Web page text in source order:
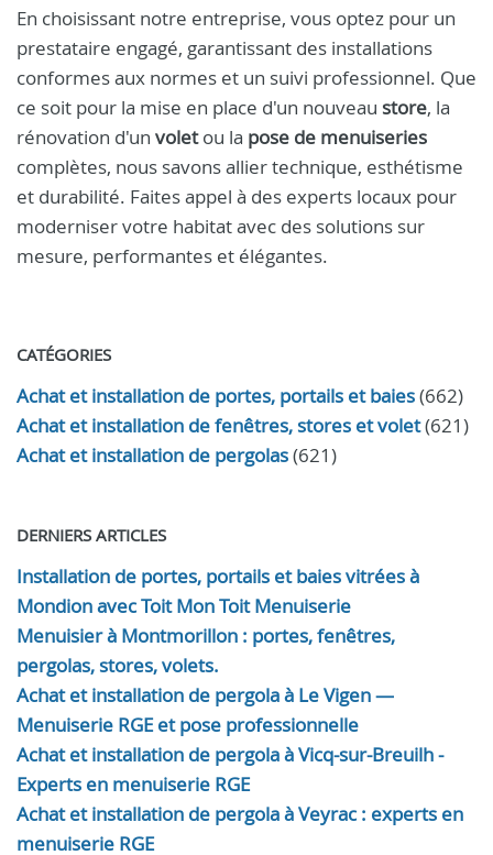
En choisissant notre entreprise, vous optez pour un
prestataire engagé, garantissant des installations
conformes aux normes et un suivi professionnel. Que
ce soit pour la mise en place d'un nouveau store, la
rénovation d'un voletou la pose de menuiseries
complètes, nous savons allier technique, esthétisme
et durabilité. Faites appel à des experts locaux pour
moderniser votre habitat avec des solutions sur
mesure, performantes et élégantes.
CATÉGORIES
Achat et installation de portes, portails et baies(662)
Achat et installation de fenêtres, stores et volet(621)
Achat et installation de pergolas(621)
DERNIERS ARTICLES
Installation de portes, portails et baies vitrées à
Mondion avec Toit Mon Toit Menuiserie
Menuisier à Montmorillon : portes, fenêtres,
pergolas, stores, volets.
Achat et installation de pergola à Le Vigen —
Menuiserie RGE et pose professionnelle
Achat et installation de pergola à Vicq-sur-Breuilh -
Experts en menuiserie RGE
Achat et installation de pergola à Veyrac : experts en
menuiserie RGE